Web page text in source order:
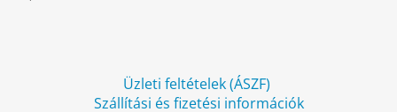
Üzleti feltételek (ÁSZF)
Szállítási és fizetési információk